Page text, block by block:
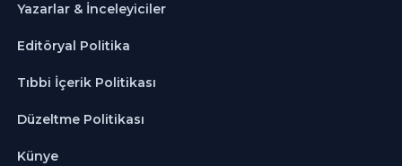
Yazarlar & İnceleyiciler
Editöryal Politika
Tıbbi İçerik Politikası
Düzeltme Politikası
Künye